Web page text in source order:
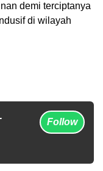
demi terciptanya
di wilayah
Follow